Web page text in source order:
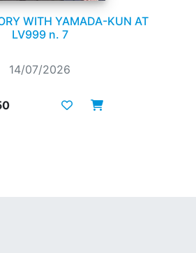
WITH YAMADA-KUN AT
LV999 n. 7
14/07/2026